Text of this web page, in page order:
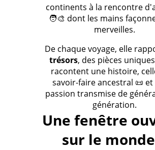
continents à la rencontre
🧑‍🎨 dont les mains
merveilles.
De chaque voyage, elle
trésors, des pièces
racontent une histoire,
savoir-faire ancestral 📜
passion transmise de
génération.
Une fenêtre
sur le monde